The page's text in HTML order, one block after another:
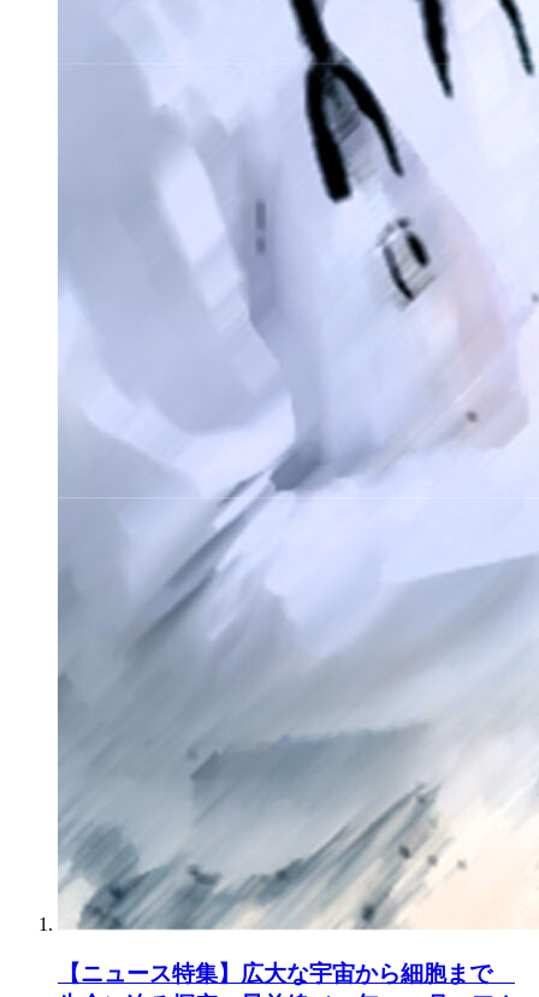
【ニュース特集】広大な宇宙から細胞まで